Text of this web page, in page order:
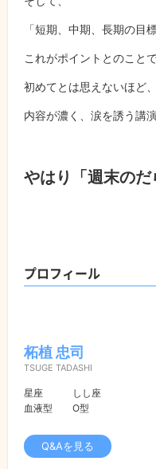
「短期、中期、長期の目
これがポイントとのことで
初めてとは思えないほど、
内容が濃く、涙を誘う講
やはり「週末のだ
プロフィール
柘植 忠司
TSUGE TADASHI
星座
しし座
血液型
O型
Q&Aを見る